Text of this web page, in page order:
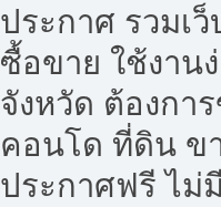
ประกาศ รวมเ
ซื้อขาย ใช้งาน
จังหวัด ต้องกา
คอนโด ที่ดิน ข
ประกาศฟรี ไม่